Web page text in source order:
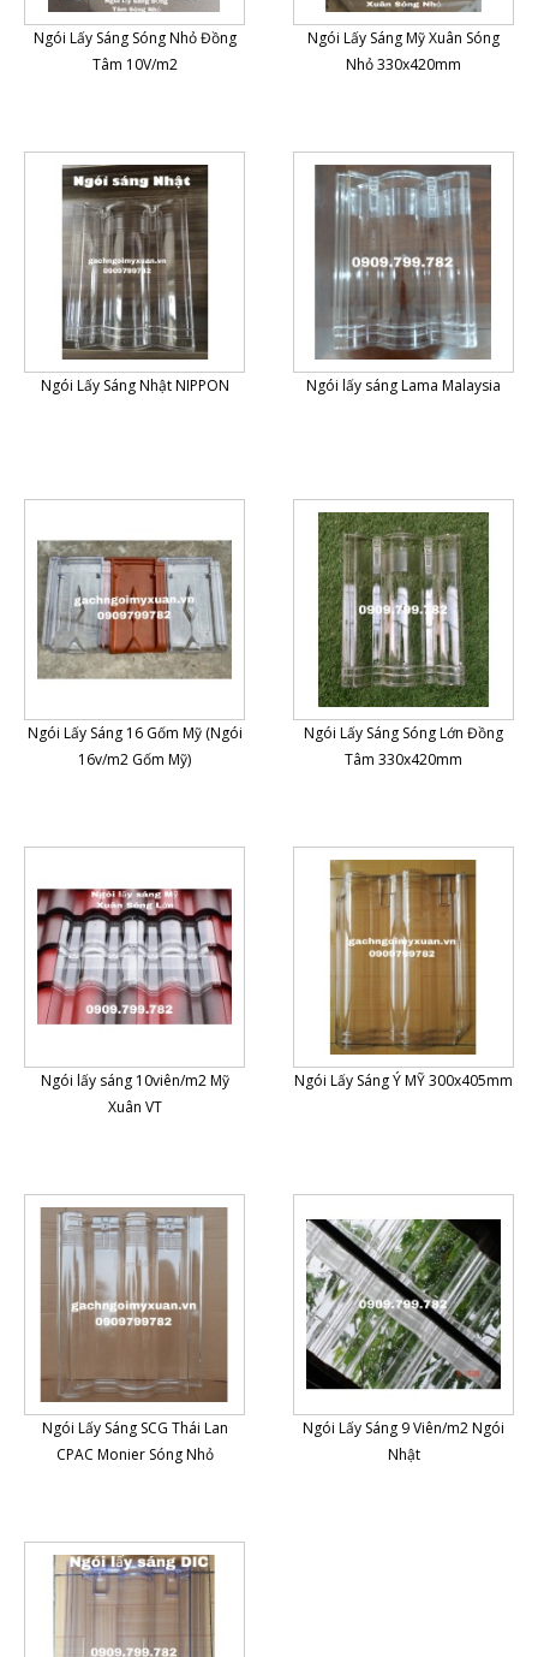
Ngói Lấy Sáng Sóng Nhỏ Đồng
Tâm 10V/m2
Ngói Lấy Sáng Mỹ Xuân Sóng
Nhỏ 330x420mm
Ngói Lấy Sáng Nhật NIPPON Ngói lấy sáng Lama Malaysia
Ngói Lấy Sáng 16 Gốm Mỹ (Ngói
16v/m2 Gốm Mỹ)
Ngói Lấy Sáng Sóng Lớn Đồng
Tâm 330x420mm
Ngói lấy sáng 10viên/m2 Mỹ
Xuân VT
Ngói Lấy Sáng Ý MỸ 300x405mm
Ngói Lấy Sáng SCG Thái Lan
CPAC Monier Sóng Nhỏ
Ngói Lấy Sáng 9 Viên/m2 Ngói
Nhật